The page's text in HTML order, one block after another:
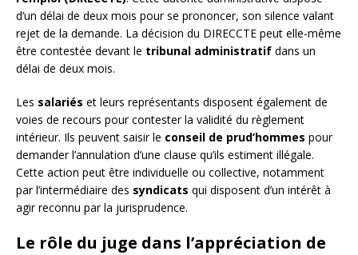
d’un délai de deux mois pour se prononcer, son silence valant
rejet de la demande. La décision du DIRECCTE peut elle-même
être contestée devant le tribunal administratif dans un
délai de deux mois.
Les salariés et leurs représentants disposent également de
voies de recours pour contester la validité du règlement
intérieur. Ils peuvent saisir le conseil de prud’hommes pour
demander l’annulation d’une clause qu’ils estiment illégale.
Cette action peut être individuelle ou collective, notamment
par l’intermédiaire des syndicats qui disposent d’un intérêt à
agir reconnu par la jurisprudence.
Le rôle du juge dans l’appréciation de